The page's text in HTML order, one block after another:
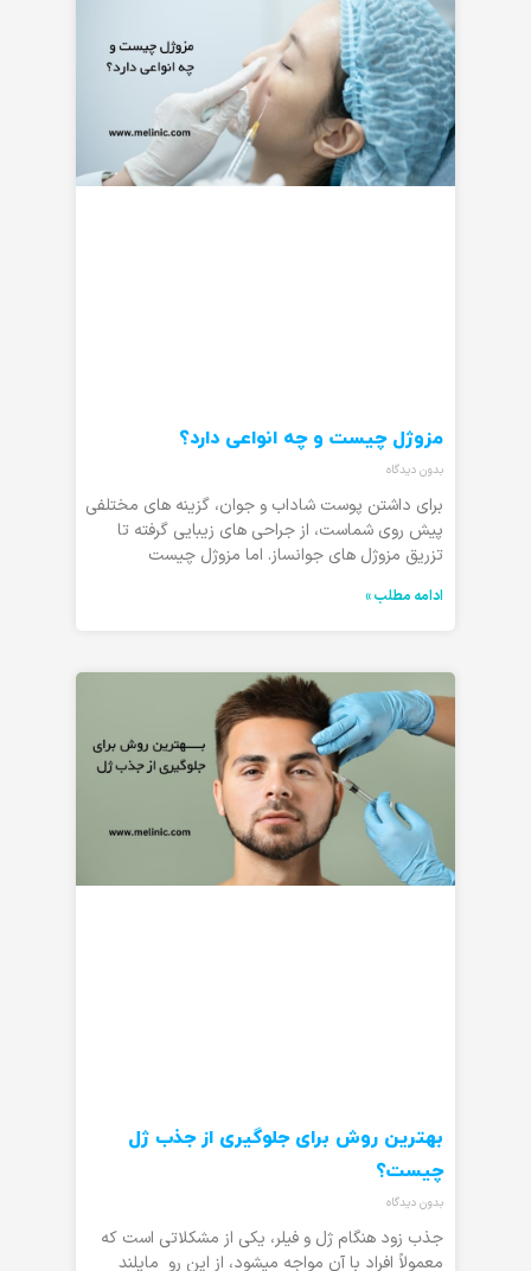
مزوژل چیست و چه انواعی دارد؟
بدون دیدگاه
برای داشتن پوست شاداب و جوان، گزینه های مختلفی
پیش روی شماست، از جراحی های زیبایی گرفته تا
تزریق مزوژل های جوانساز. اما مزوژل چیست
ادامه مطلب »
بهترین روش برای جلوگیری از جذب ژل
چیست؟
بدون دیدگاه
جذب زود هنگام ژل و فیلر، یکی از مشکلاتی است که
معمولاً افراد با آن مواجه میشود، از این رو مایلند